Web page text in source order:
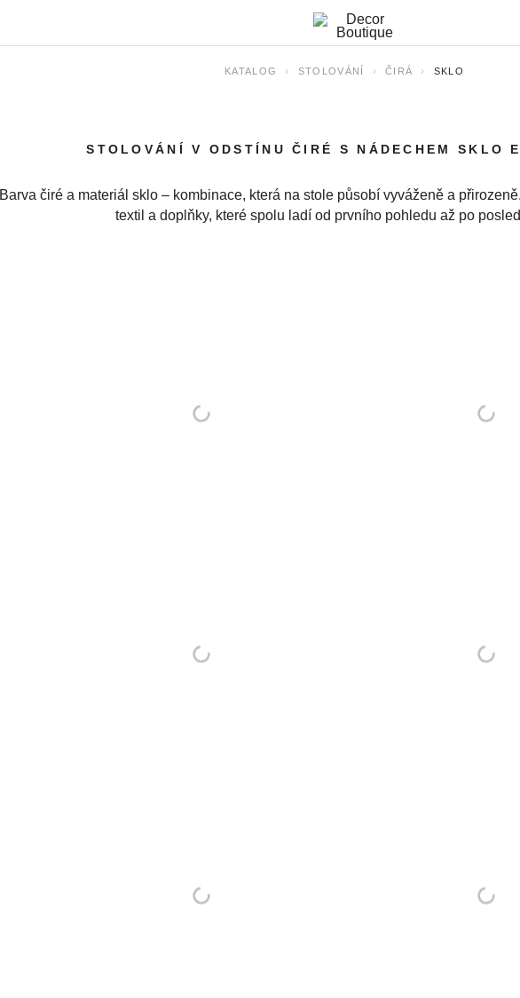
KATALOG › STOLOVÁNÍ › ČIRÁ › SKLO
STOLOVÁNÍ V ODSTÍNU ČIRÉ S NÁDECHEM SKLO
Barva čiré a materiál sklo – kombinace, která na stole působí vyváženě a
textil a doplňky, které spolu ladí od prvního pohledu až po